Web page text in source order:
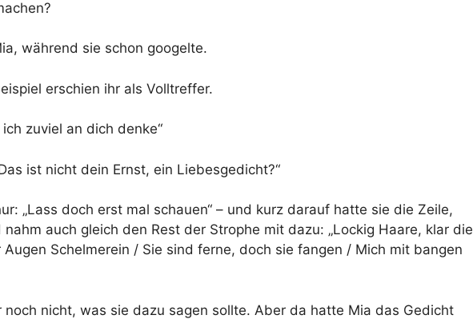
während sie schon googelte.
erschien ihr als Volltreffer.
ich zuviel an dich denke“
ist nicht dein Ernst, ein Liebesgedicht?“
„Lass doch erst mal schauen“ – und kurz darauf hatte sie die Zeile,
auch gleich den Rest der Strophe mit dazu: „Lockig Haare, klar die
Schelmerein / Sie sind ferne, doch sie fangen / Mich mit bangen
noch nicht, was sie dazu sagen sollte. Aber da hatte Mia das Gedicht